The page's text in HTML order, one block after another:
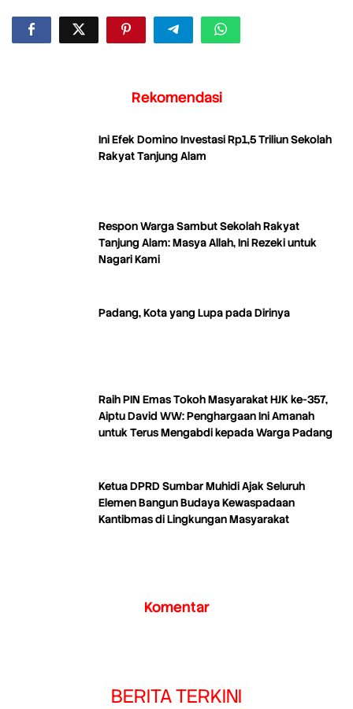
Rekomendasi
Ini Efek Domino Investasi Rp1,5 Triliun Sekolah
Rakyat Tanjung Alam
Respon Warga Sambut Sekolah Rakyat
Tanjung Alam: Masya Allah, Ini Rezeki untuk
Nagari Kami
Padang, Kota yang Lupa pada Dirinya
Raih PIN Emas Tokoh Masyarakat HJK ke-357,
Aiptu David WW: Penghargaan Ini Amanah
untuk Terus Mengabdi kepada Warga Padang
Ketua DPRD Sumbar Muhidi Ajak Seluruh
Elemen Bangun Budaya Kewaspadaan
Kantibmas di Lingkungan Masyarakat
Komentar
BERITA TERKINI